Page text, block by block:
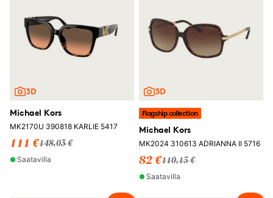
Michael Kors
MK2170U 390818 KARLIE 5417
111 €148,03 €
Saatavilla
Flagship collection
Michael Kors
MK2024 310613 ADRIANNA II 5716
82 €110,15 €
Saatavilla